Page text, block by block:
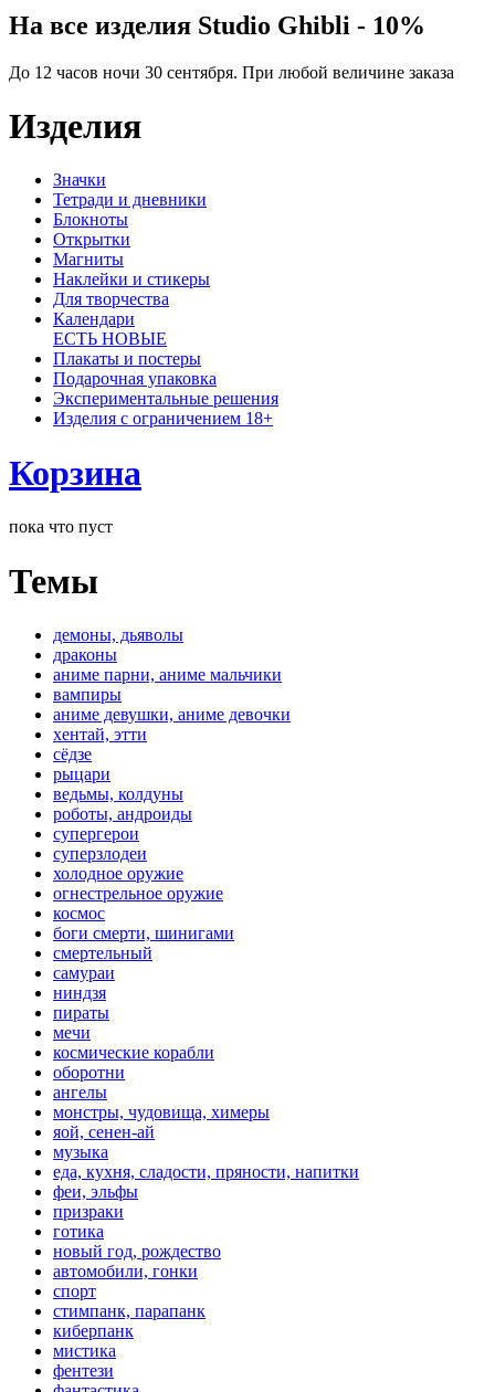
На все изделия Studio Ghibli - 10%
До 12 часов ночи 30 сентября. При любой величине заказа
Изделия
Значки
Тетради и дневники
Блокноты
Открытки
Магниты
Наклейки и стикеры
Для творчества
Календари
ЕСТЬ НОВЫЕ
Плакаты и постеры
Подарочная упаковка
Экспериментальные решения
Изделия с ограничением 18+
Корзина
пока что пуст
Темы
демоны, дьяволы
драконы
аниме парни, аниме мальчики
вампиры
аниме девушки, аниме девочки
хентай, этти
сёдзе
рыцари
ведьмы, колдуны
роботы, андроиды
супергерои
суперзлодеи
холодное оружие
огнестрельное оружие
космос
боги смерти, шинигами
смертельный
самураи
ниндзя
пираты
мечи
космические корабли
оборотни
ангелы
монстры, чудовища, химеры
яой, сенен-ай
музыка
еда, кухня, сладости, пряности, напитки
феи, эльфы
призраки
готика
новый год, рождество
автомобили, гонки
спорт
стимпанк, парапанк
киберпанк
мистика
фентези